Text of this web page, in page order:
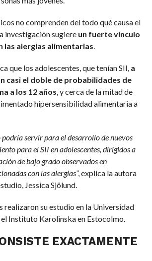
no comprenden del todo qué causa el
investigación sugiere un fuerte vínculo
las alergias alimentarias
que los adolescentes, que tenían SII, a
casi el doble de probabilidades de
a los 12 años , y cerca de la mitad de
hipersensibilidad alimentaria a
servir para el desarrollo de nuevos
para el SII en adolescentes, dirigidos a
de bajo grado observados en
con las alergias”, explica la autora
Jessica Sjölund.
realizaron su estudio en la Universidad
Instituto Karolinska en Estocolmo.
EXACTAMENTE